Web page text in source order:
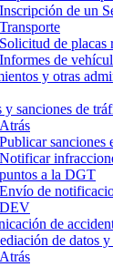
Inscripción de un
Transporte
Solicitud de placas
Informes de
y otras
y sanciones de
Atrás
Publicar
Notificar
puntos a la DGT
Envío de
DEV
de
de datos
Atrás